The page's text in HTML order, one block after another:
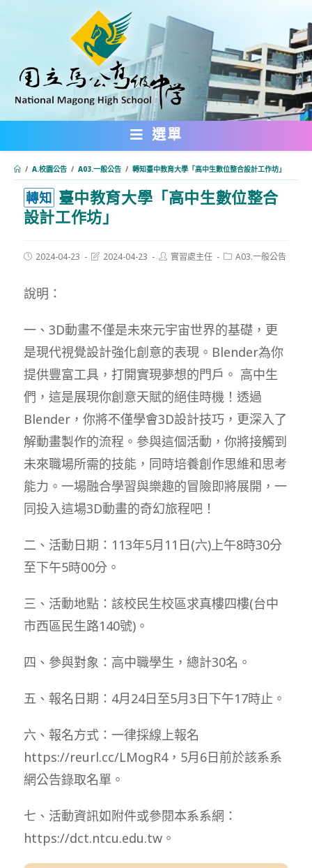
內
選單
/ A.校園公告 / A03.一般公告 / 轉知臺中教育大學「高中生數位整合設計工作坊」
轉知 臺中教育大學「高中生數位整合
設計工作坊」
Post2024-04-23
Post2024-04-23
Post實習處主任
PostA03.一般公告
說明：
一、3D動畫不僅是未來元宇宙世界的基礎，更
是現代視覺設計強化創意的表現。Blender為你
提供豐富工具，打開實現夢想的門戶。 高中生
們，這是展現你創意天賦的絕佳時機！透過
Blender，你將不僅學會3D設計技巧，更深入了
解動畫製作的流程。參與這個活動，你將接觸到
未來職場所需的技能，同時培養創作思維和思考
能力。一場融合學習與樂趣的冒險即將展開，一
同投入這場3D動畫的奇幻旅程吧！
二、活動日期：113年5月11日(六)上午8時30分
至下午5時00分。
三、活動地點：該校民生校區求真樓四樓(台中
市西區民生路140號)。
四、參與對象：高中職學生，總計30名。
五、報名日期：4月24日至5月3日下午17時止。
六、報名方式：一律採線上報名
https://reurl.cc/LMogR4，5月6日前於該系系
網公告錄取名單。
七、活動資訊如附件或參閱本系系網：
https://dct.ntcu.edu.tw。